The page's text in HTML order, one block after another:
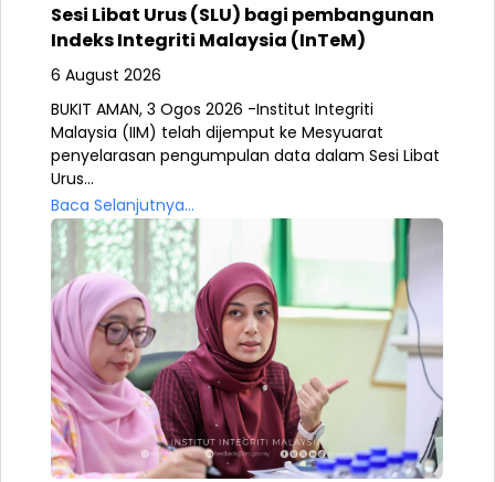
Sesi Libat Urus (SLU) bagi pembangunan
Indeks Integriti Malaysia (InTeM)
6 August 2026
BUKIT AMAN, 3 Ogos 2026 -Institut Integriti
Malaysia (IIM) telah dijemput ke Mesyuarat
penyelarasan pengumpulan data dalam Sesi Libat
Urus...
Baca Selanjutnya...